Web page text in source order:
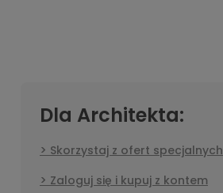
Dla Architekta:
Skorzystaj z ofert specjalnych
Zaloguj się i kupuj z kontem